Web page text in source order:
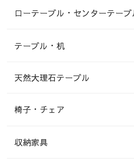
ローテーブル・センターテーブ
テーブル・机
天然大理石テーブル
椅子・チェア
収納家具